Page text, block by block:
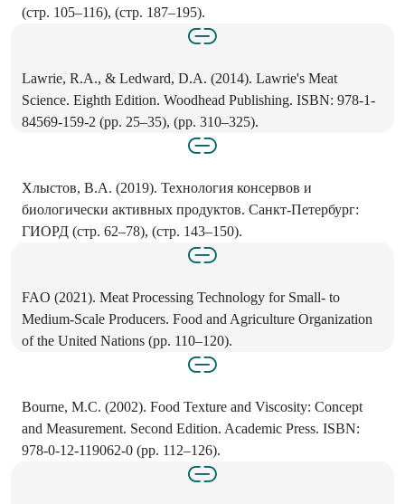
(стр. 105–116), (стр. 187–195).
Lawrie, R.A., & Ledward, D.A. (2014). Lawrie's Meat
Science. Eighth Edition. Woodhead Publishing. ISBN: 978-1-
84569-159-2 (pp. 25–35), (pp. 310–325).
Хлыстов, В.А. (2019). Технология консервов и
биологически активных продуктов. Санкт-Петербург:
ГИОРД (стр. 62–78), (стр. 143–150).
FAO (2021). Meat Processing Technology for Small- to
Medium-Scale Producers. Food and Agriculture Organization
of the United Nations (pp. 110–120).
Bourne, M.C. (2002). Food Texture and Viscosity: Concept
and Measurement. Second Edition. Academic Press. ISBN:
978-0-12-119062-0 (pp. 112–126).